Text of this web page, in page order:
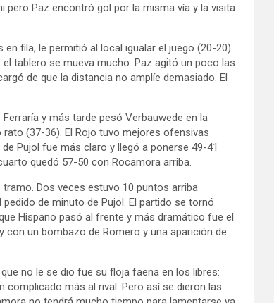
pero Paz encontró gol por la misma vía y la visita
fila, le permitió al local igualar el juego (20-20).
tablero se mueva mucho. Paz agitó un poco las
de que la distancia no amplíe demasiado. El
y más tarde pesó Verbauwede en la
(37-36). El Rojo tuvo mejores ofensivas
Pujol fue más claro y llegó a ponerse 49-41
quedó 57-50 con Rocamora arriba.
Dos veces estuvo 10 puntos arriba
de minuto de Pujol. El partido se tornó
Hispano pasó al frente y más dramático fue el
un bombazo de Romero y una aparición de
no le se dio fue su floja faena en los libres:
complicado más al rival. Pero así se dieron las